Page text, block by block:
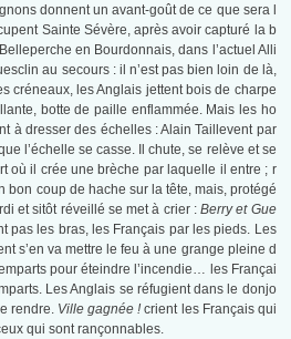
donnent un avant-goût de ce que sera l
Sainte Sévère, après avoir capturé la b
en Bourdonnais, dans l’actuel Alli
au secours : il n’est pas bien loin de là,
créneaux, les Anglais jettent bois de charpe
botte de paille enflammée. Mais les ho
à dresser des échelles : Alain Taillevent par
l’échelle se casse. Il chute, se relève et se
où il crée une brèche par laquelle il entre ; r
bon coup de hache sur la tête, mais, protégé
et sitôt réveillé se met à crier :Berry et Gue
pas les bras, les Français par les pieds. Les
s’en va mettre le feu à une grange pleine d
pour éteindre l’incendie… les Françai
Les Anglais se réfugient dans le donjo
rendre. Ville gagnée !crient les Français qui
qui sont rançonnables.